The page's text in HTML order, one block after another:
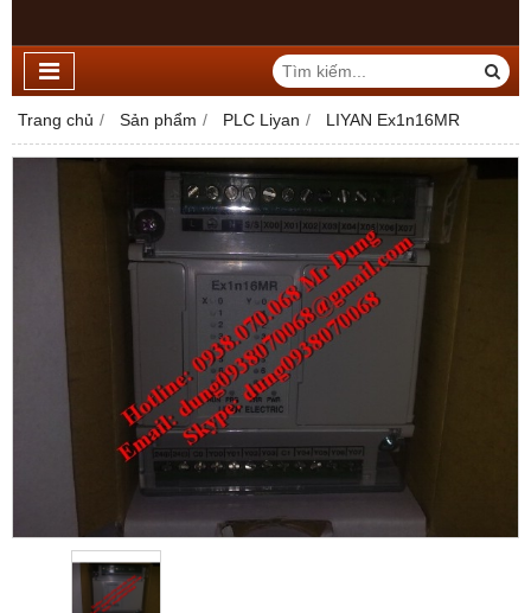
Trang chủ Sản phẩm PLC Liyan LIYAN Ex1n16MR